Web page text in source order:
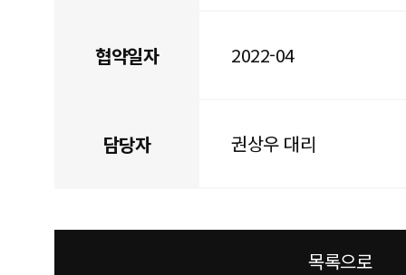
협약일자 2022-04
담당자 권상우 대리
목록으로